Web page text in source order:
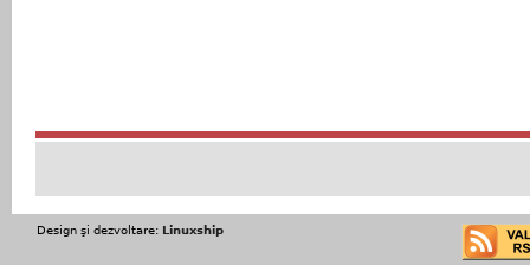
Design şi dezvoltare: Linuxship